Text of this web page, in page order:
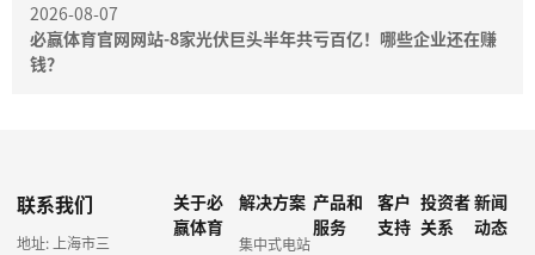
2026-08-07
必赢体育官网网站-8家光伏巨头半年共亏百亿！哪些企业还在赚
钱？
联系我们
地址: 上海市三
关于必
赢体育
解决方案
集中式电站
产品和
服务
客户
支持
投资者
关系
新闻
动态